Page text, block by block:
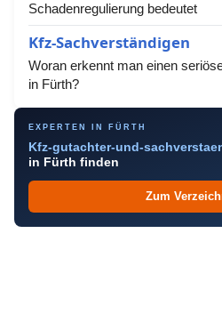
Schadenregulierung bedeutet
Kfz-Sachverständigen
Woran erkennt man einen
in Fürth?
EXPERTEN IN FÜRTH
Kfz-gutachter-und-
in Fürth finden
Zum